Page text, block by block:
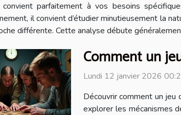
parfaitement à vos besoins
il convient d’étudier minutieusement la
différente. Cette analyse débute
Comment un
Lundi 12 janvier 2026
Découvrir comment un jeu
explorer les mécanismes